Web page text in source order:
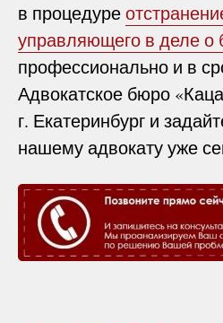
в процедуре
управляющего в деле о
профессионально и в
Адвокатское бюро
г. Екатеринбург и
нашему адвокату уже